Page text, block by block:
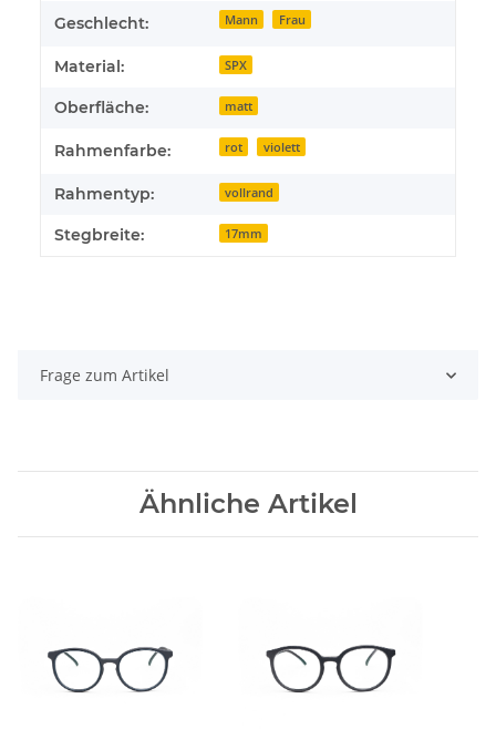
Geschlecht: Mann Frau
Material: SPX
Oberfläche: matt
Rahmenfarbe: rot violett
Rahmentyp: vollrand
Stegbreite: 17mm
Frage zum Artikel
Ähnliche Artikel